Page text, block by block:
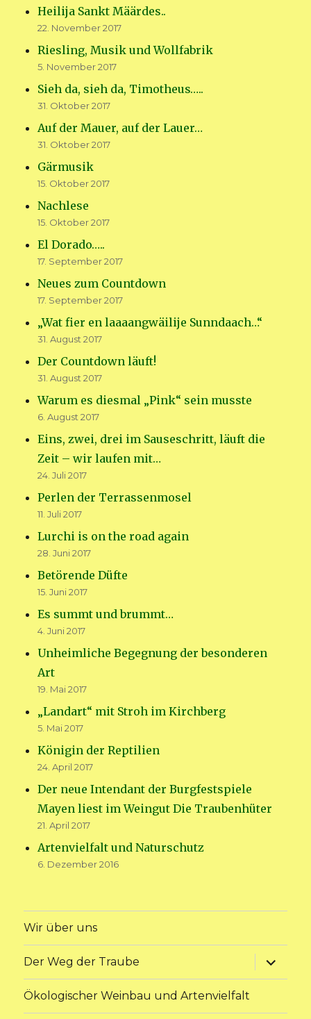
Heilija Sankt Määrdes..
22. November 2017
Riesling, Musik und Wollfabrik
5. November 2017
Sieh da, sieh da, Timotheus…..
31. Oktober 2017
Auf der Mauer, auf der Lauer…
31. Oktober 2017
Gärmusik
15. Oktober 2017
Nachlese
15. Oktober 2017
El Dorado…..
17. September 2017
Neues zum Countdown
17. September 2017
„Wat fier en laaaangwäilije Sunndaach…“
31. August 2017
Der Countdown läuft!
31. August 2017
Warum es diesmal „Pink“ sein musste
6. August 2017
Eins, zwei, drei im Sauseschritt, läuft die
Zeit – wir laufen mit…
24. Juli 2017
Perlen der Terrassenmosel
11. Juli 2017
Lurchi is on the road again
28. Juni 2017
Betörende Düfte
15. Juni 2017
Es summt und brummt…
4. Juni 2017
Unheimliche Begegnung der besonderen
Art
19. Mai 2017
„Landart“ mit Stroh im Kirchberg
5. Mai 2017
Königin der Reptilien
24. April 2017
Der neue Intendant der Burgfestspiele
Mayen liest im Weingut Die Traubenhüter
21. April 2017
Artenvielfalt und Naturschutz
6. Dezember 2016
Wir über uns
Der Weg der Traube
Ökologischer Weinbau und Artenvielfalt